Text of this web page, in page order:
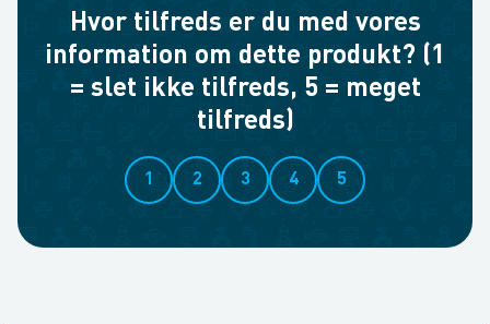
Hvor tilfreds er du med vores
information om dette produkt? (1
= slet ikke tilfreds, 5 = meget
tilfreds)
1 2 3 4 5